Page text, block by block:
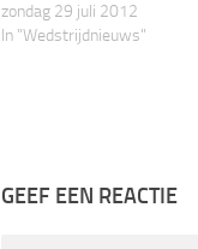
zondag 29 juli 2012
In "Wedstrijdnieuws"
GEEF EEN REACTIE